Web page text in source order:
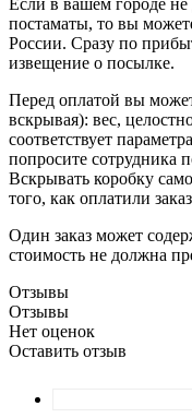
постаматы, то вы
России. Сразу по
извещение о посылке.
Перед оплатой вы
вскрывая): вес,
соответствует
попросите сотрудника
Вскрывать коробку
того, как оплатили
Один заказ может
стоимость не должна
Отзывы
Отзывы
Нет оценок
Оставить отзыв